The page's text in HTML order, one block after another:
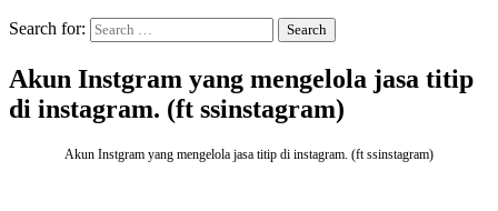
Search for:
Akun Instgram yang mengelola jasa titip
di instagram. (ft ssinstagram)
Akun Instgram yang mengelola jasa titip di instagram. (ft ssinstagram)